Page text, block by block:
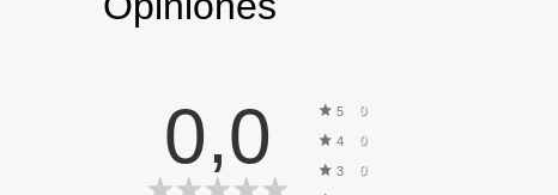
0,0 5 0
4 0
3 0